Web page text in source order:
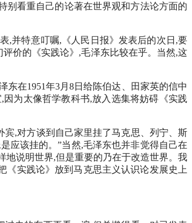
别看重自己的论著在世界观和方法论方面的
,并特意叮嘱,《人民日报》发表后的次日,要
价的《实践论》,毛泽东比较在乎。当然,这
东在1951年3月8日给陈伯达、田家英的信中
为太像哲学教科书,放入选集将妨碍《实践
宾,对方谈到自己家里挂了马克思、列宁、斯
应该挂的。”当然,毛泽东也并非觉得自己在
地说明世界,但是重要的乃在于改造世界。我
实践论》放到马克思主义认识论发展史上